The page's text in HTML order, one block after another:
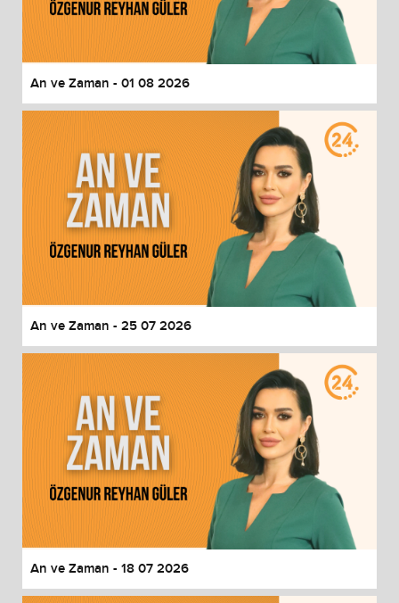
End of dialog window.
An ve Zaman - 01 08 2026
An ve Zaman - 25 07 2026
An ve Zaman - 18 07 2026